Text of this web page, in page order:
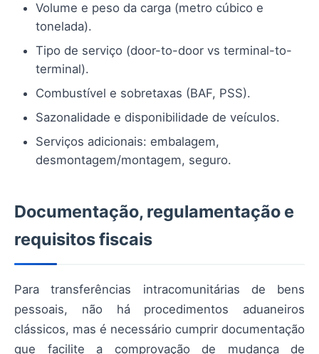
Volume e peso da carga (metro cúbico e
tonelada).
Tipo de serviço (door-to-door vs terminal-to-
terminal).
Combustível e sobretaxas (BAF, PSS).
Sazonalidade e disponibilidade de veículos.
Serviços adicionais: embalagem,
desmontagem/montagem, seguro.
Documentação, regulamentação e
requisitos fiscais
Para transferências intracomunitárias de bens
pessoais, não há procedimentos aduaneiros
clássicos, mas é necessário cumprir documentação
que facilite a comprovação de mudança de